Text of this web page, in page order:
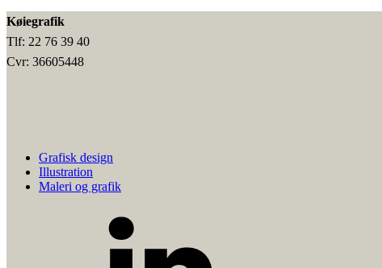
til
Fjordens
Dag”
Køiegrafik
Tlf: 22 76 39 40
Cvr: 36605448
Grafisk design
Illustration
Maleri og grafik